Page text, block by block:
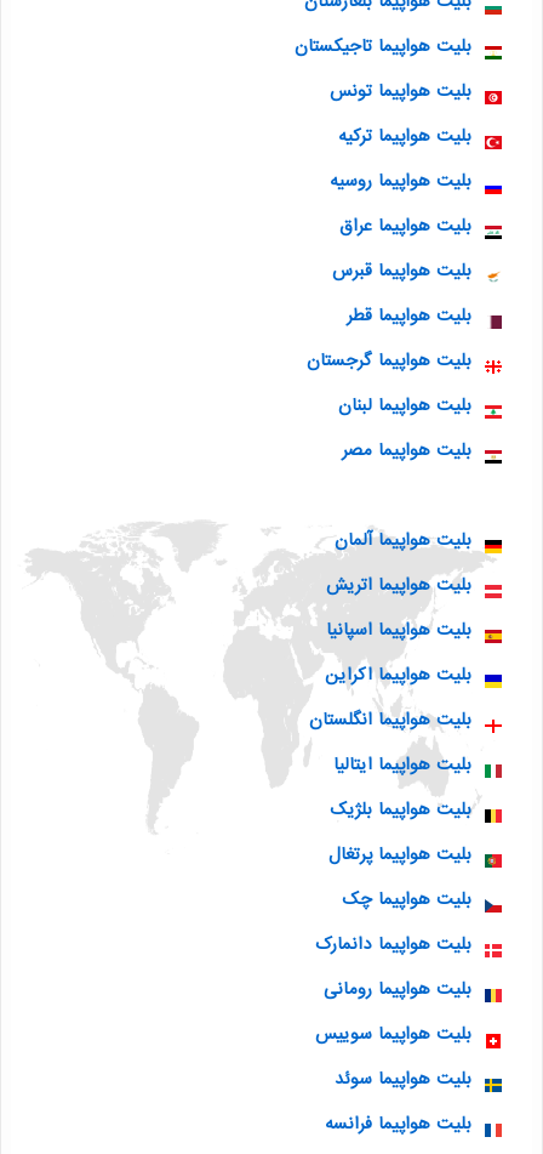
بلیت هواپیما تاجیکستان
بلیت هواپیما تونس
بلیت هواپیما ترکیه
بلیت هواپیما روسیه
بلیت هواپیما عراق
بلیت هواپیما قبرس
بلیت هواپیما قطر
بلیت هواپیما گرجستان
بلیت هواپیما لبنان
بلیت هواپیما مصر
بلیت هواپیما آلمان
بلیت هواپیما اتریش
بلیت هواپیما اسپانیا
بلیت هواپیما اکراین
بلیت هواپیما انگلستان
بلیت هواپیما ایتالیا
بلیت هواپیما بلژیک
بلیت هواپیما پرتغال
بلیت هواپیما چک
بلیت هواپیما دانمارک
بلیت هواپیما رومانی
بلیت هواپیما سوییس
بلیت هواپیما سوئد
بلیت هواپیما فرانسه